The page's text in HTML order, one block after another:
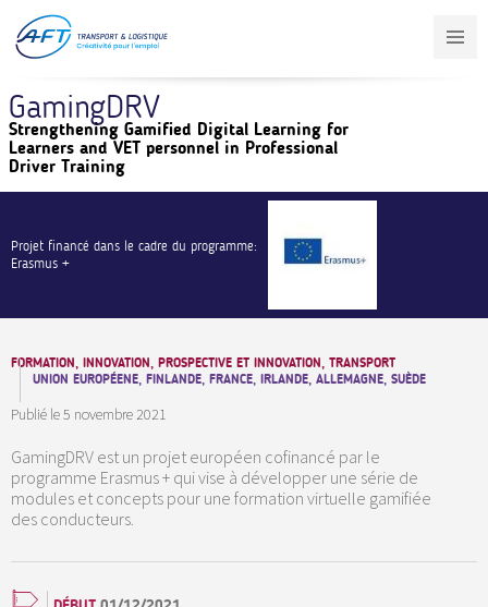
contenu
principal
GamingDRV
Strengthening Gamified Digital Learning for
Learners and VET personnel in Professional
Driver Training
Projet financé dans le cadre du programme:
Erasmus +
FORMATION, INNOVATION, PROSPECTIVE ET INNOVATION, TRANSPORT
UNION EUROPÉENE, FINLANDE, FRANCE, IRLANDE, ALLEMAGNE, SUÈDE
Publié le5 novembre 2021
GamingDRV est un projet européen cofinancé par le
programme Erasmus + qui vise à développer une série de
modules et concepts pour une formation virtuelle gamifiée
des conducteurs.